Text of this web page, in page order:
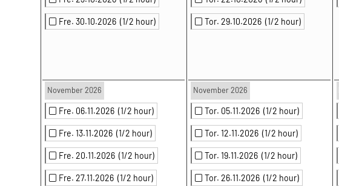
Fre. 30.10.2026 (1/2 hour)
November 2026
Fre. 06.11.2026 (1/2 hour)
Fre. 13.11.2026 (1/2 hour)
Fre. 20.11.2026 (1/2 hour)
Fre. 27.11.2026 (1/2 hour)
Tor. 29.10.2026 (1/2 hour)
November 2026
Tor. 05.11.2026 (1/2 hour)
Tor. 12.11.2026 (1/2 hour)
Tor. 19.11.2026 (1/2 hour)
Tor. 26.11.2026 (1/2 hour)